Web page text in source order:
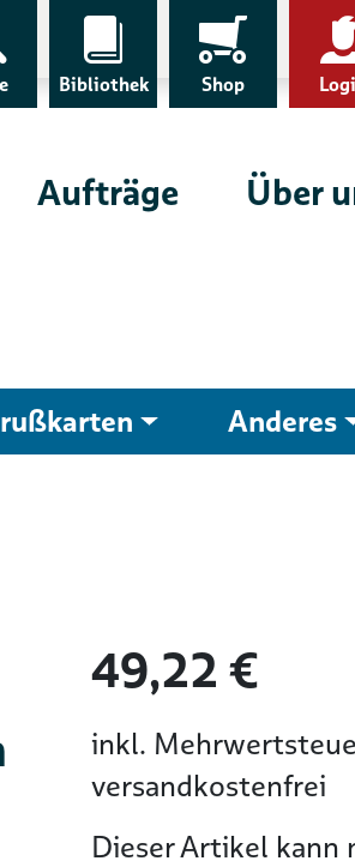
Bibliothek Shop
Aufträge Über
Anderes
49,22 €
inkl.
versandkostenfrei
Dieser Artikel kann